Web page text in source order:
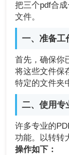
把三个pdf合
文件。
一、准备工
首先，确保你
将这些文件保
特定的文件夹
二、使用专
许多专业的
功能。以转转
操作如下：